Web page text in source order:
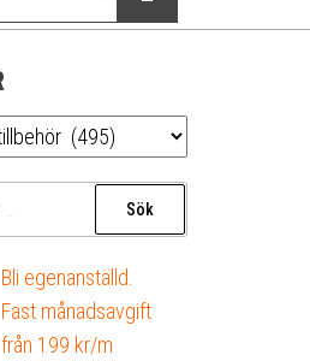
Sök
Bli egenanställd.
Fast månadsavgift
från 199 kr/m